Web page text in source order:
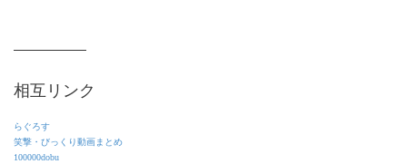
相互リンク
らぐろす
笑撃・びっくり動画まとめ
100000dobu